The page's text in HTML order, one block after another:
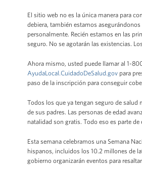
El sitio web no es la única manera para
debiera, también estamos
personalmente. Recién estamos en las
seguro. No se agotarán las existencias.
Ahora mismo, usted puede llamar al 1-
AyudaLocal.CuidadoDeSalud.gov para
paso de la inscripción para conseguir
Todos los que ya tengan seguro de salud
de sus padres. Las personas de edad
natalidad son gratis. Todo eso es parte de
Esta semana celebramos una Semana
hispanos, incluidos los 10.2 millones de
gobierno organizarán eventos para